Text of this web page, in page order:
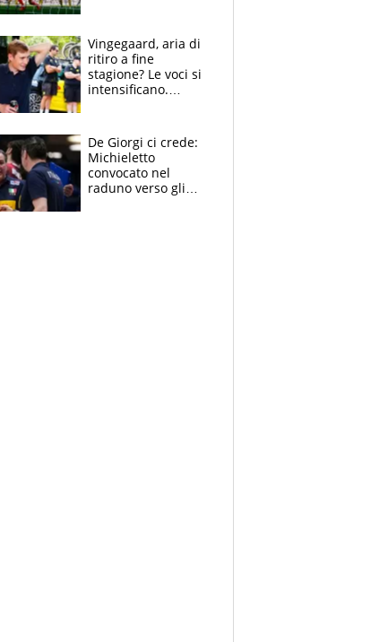
Vingegaard, aria di
ritiro a fine
stagione? Le voci si
intensificano.
vuole la Roubaix
De Giorgi ci crede:
Michieletto
convocato nel
raduno verso gli